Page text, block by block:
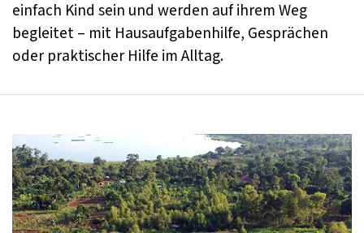
einfach Kind sein und werden auf ihrem Weg
begleitet – mit Hausaufgabenhilfe, Gesprächen
oder praktischer Hilfe im Alltag.